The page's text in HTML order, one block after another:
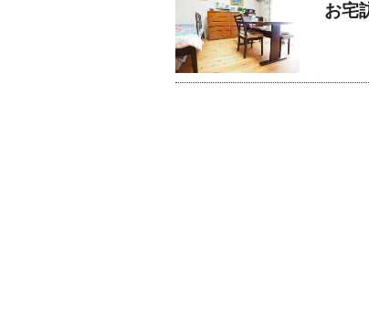
お宅